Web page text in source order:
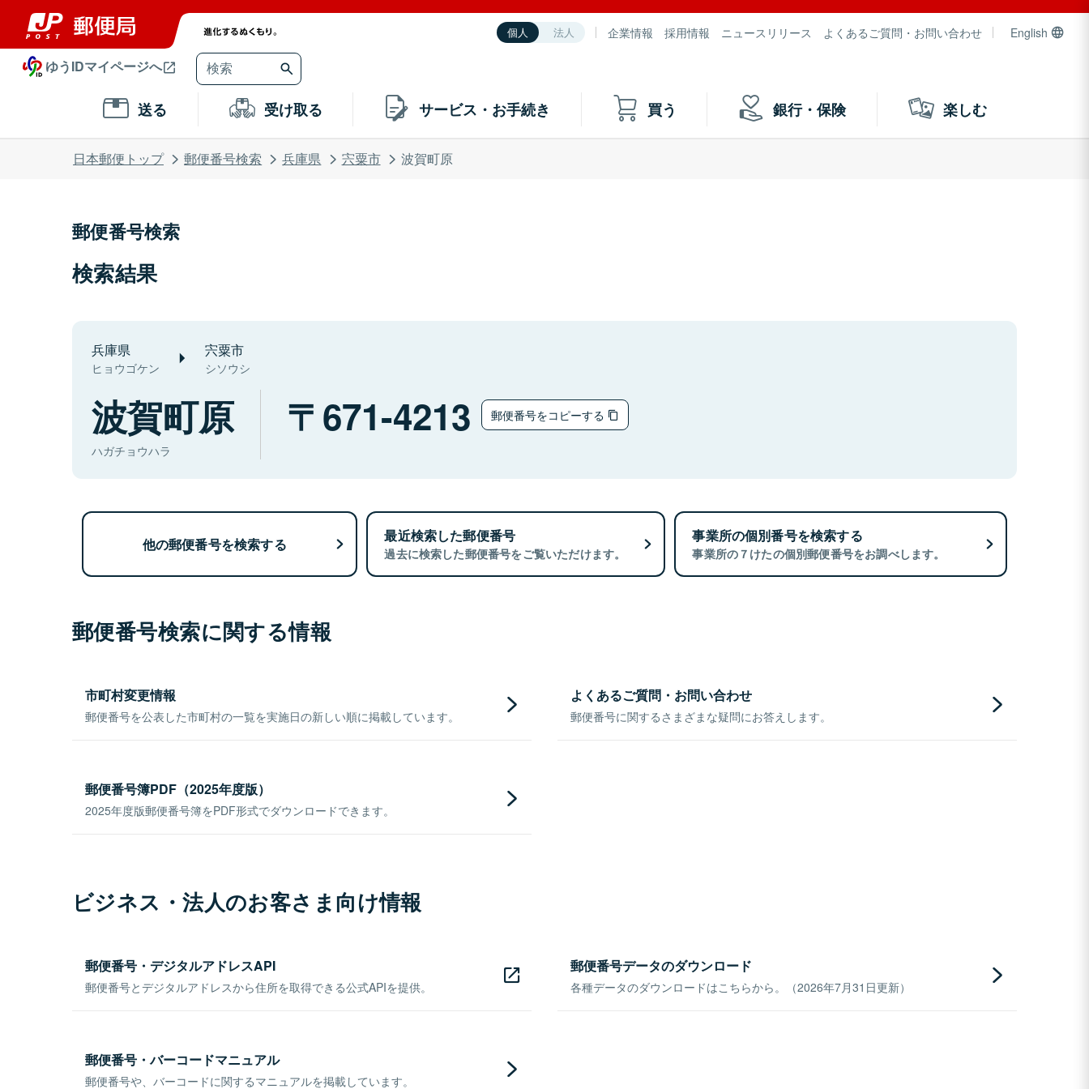
個人 法人 企業情報 採用情報 ニュースリリース よくあるご質問・お問い合わせ English
ゆうIDマイページへ
送る 受け取る サービス・お手続き 買う 銀行・保険 楽しむ
日本郵便トップ 郵便番号検索 兵庫県 宍粟市 波賀町原
郵便番号検索
検索結果
兵庫県
ヒョウゴケン
宍粟市
シソウシ
波賀町原
ハガチョウハラ
671-4213 郵便番号をコピーする
他の郵便番号を検索する 最近検索した郵便番号
過去に検索した郵便番号をご覧いただけます。
事業所の個別番号を検索する
事業所の７けたの個別郵便番号をお調べします。
郵便番号検索に関する情報
市町村変更情報
郵便番号を公表した市町村の一覧を実施日の新しい順に掲載しています。
よくあるご質問・お問い合わせ
郵便番号に関するさまざまな疑問にお答えします。
郵便番号簿PDF（2025年度版）
2025年度版郵便番号簿をPDF形式でダウンロードできます。
ビジネス・法人のお客さま向け情報
郵便番号・デジタルアドレスAPI
郵便番号とデジタルアドレスから住所を取得できる公式APIを提供。
郵便番号データのダウンロード
各種データのダウンロードはこちらから。（2026年7月31日更新）
郵便番号・バーコードマニュアル
郵便番号や、バーコードに関するマニュアルを掲載しています。